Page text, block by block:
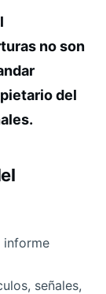
no son
del
señales,